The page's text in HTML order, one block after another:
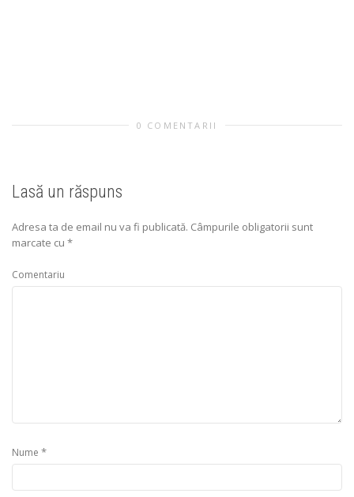
0 COMENTARII
Lasă un răspuns
Adresa ta de email nu va fi publicată. Câmpurile obligatorii sunt
marcate cu *
Comentariu
Nume *